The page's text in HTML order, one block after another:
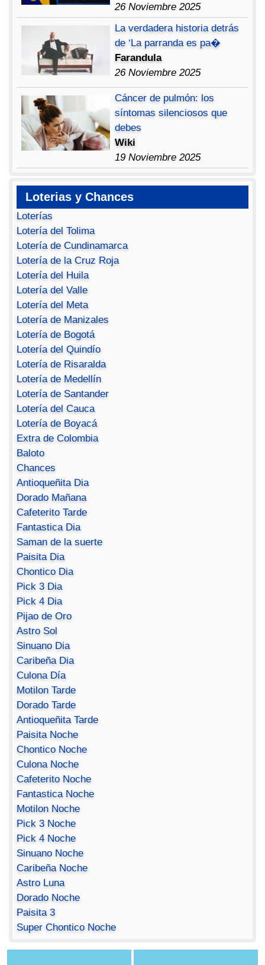
26 Noviembre 2025
La verdadera historia detrás
de ‘La parranda es pa�
Farandula
26 Noviembre 2025
Cáncer de pulmón: los
síntomas silenciosos que
debes
Wiki
19 Noviembre 2025
Loterias y Chances
Loterías
Lotería del Tolima
Lotería de Cundinamarca
Lotería de la Cruz Roja
Lotería del Huila
Lotería del Valle
Lotería del Meta
Lotería de Manizales
Lotería de Bogotá
Lotería del Quindío
Lotería de Risaralda
Lotería de Medellín
Lotería de Santander
Lotería del Cauca
Lotería de Boyacá
Extra de Colombia
Baloto
Chances
Antioqueñita Dia
Dorado Mañana
Cafeterito Tarde
Fantastica Dia
Saman de la suerte
Paisita Dia
Chontico Dia
Pick 3 Dia
Pick 4 Dia
Pijao de Oro
Astro Sol
Sinuano Dia
Caribeña Dia
Culona Día
Motilon Tarde
Dorado Tarde
Antioqueñita Tarde
Paisita Noche
Chontico Noche
Culona Noche
Cafeterito Noche
Fantastica Noche
Motilon Noche
Pick 3 Noche
Pick 4 Noche
Sinuano Noche
Caribeña Noche
Astro Luna
Dorado Noche
Paisita 3
Super Chontico Noche